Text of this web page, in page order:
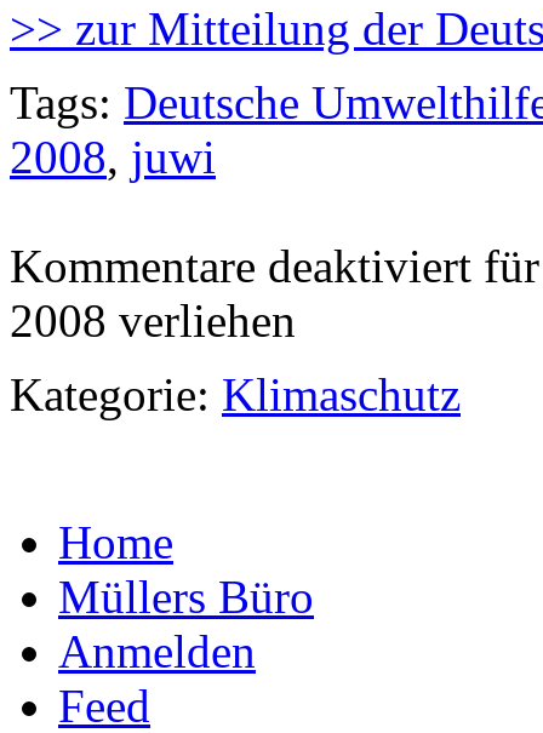
>> zur Mitteilung der
Tags: Deutsche
2008, juwi
Kommentare deaktiviert
2008 verliehen
Kategorie: Klimaschutz
Home
Müllers Büro
Anmelden
Feed